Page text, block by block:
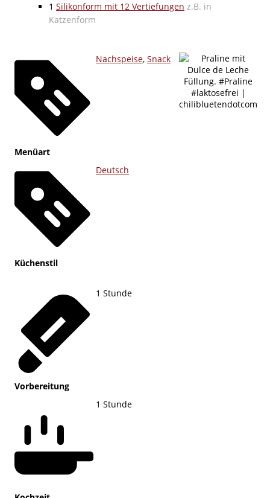
1 Silikonform mit 12 Vertiefungen z.B. in
Katzenform
Menüart
Nachspeise, Snack
Küchenstil
Deutsch
Vorbereitung
1 Stunde
1 Stunde